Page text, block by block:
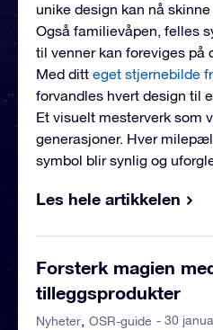
unike design kan nå
Også familievåpen, felles
til venner kan foreviges på
Med ditt eget stjernebilde
forvandles hvert design til
Et visuelt mesterverk som
generasjoner. Hver
symbol blir synlig og
Les hele artikkelen
Forsterk magien
tilleggsprodukter
Nyheter OSR-guide - 30